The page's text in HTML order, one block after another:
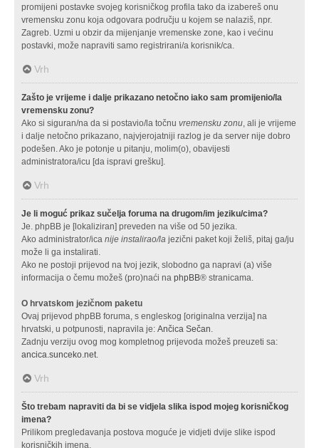
promijeni postavke svojeg korisničkog profila tako da izabereš onu
vremensku zonu koja odgovara području u kojem se nalaziš, npr.
Zagreb. Uzmi u obzir da mijenjanje vremenske zone, kao i većinu
postavki, može napraviti samo registrirani/a korisnik/ca.
Vrh
Zašto je vrijeme i dalje prikazano netočno iako sam promijenio/la
vremensku zonu?
Ako si siguran/na da si postavio/la točnu vremensku zonu, ali je vrijeme
i dalje netočno prikazano, najvjerojatniji razlog je da server nije dobro
podešen. Ako je potonje u pitanju, molim(o), obavijesti
administratora/icu [da ispravi grešku].
Vrh
Je li moguć prikaz sučelja foruma na drugom/im jeziku/cima?
Je. phpBB je [lokaliziran] preveden na više od 50 jezika.
Ako administrator/ica nije instalirao/la jezični paket koji želiš, pitaj ga/ju
može li ga instalirati.
Ako ne postoji prijevod na tvoj jezik, slobodno ga napravi (a) više
informacija o čemu možeš (pro)naći na phpBB® stranicama.
O hrvatskom jezičnom paketu
Ovaj prijevod phpBB foruma, s engleskog [originalna verzija] na
hrvatski, u potpunosti, napravila je: Ančica Sečan.
Zadnju verziju ovog mog kompletnog prijevoda možeš preuzeti sa:
ancica.sunceko.net.
Vrh
Što trebam napraviti da bi se vidjela slika ispod mojeg korisničkog
imena?
Prilikom pregledavanja postova moguće je vidjeti dvije slike ispod
korisničkih imena.